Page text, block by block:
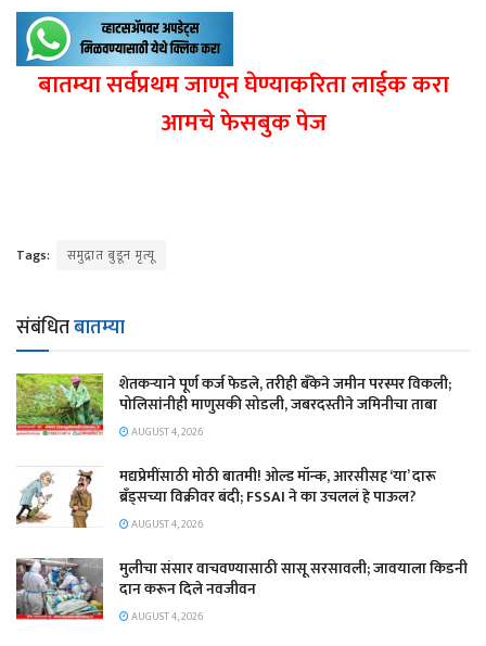
बातम्या सर्वप्रथम जाणून घेण्याकरिता लाईक करा
आमचे फेसबुक पेज
Tags: समुद्रात बुडून मृत्यू
संबंधितबातम्या
शेतकऱ्याने पूर्ण कर्ज फेडले, तरीही बँकेने जमीन परस्पर विकली;
पोलिसांनीही माणुसकी सोडली, जबरदस्तीने जमिनीचा ताबा
AUGUST 4, 2026
मद्यप्रेमींसाठी मोठी बातमी! ओल्ड मॉन्क, आरसीसह ‘या’ दारू
ब्रँड्सच्या विक्रीवर बंदी; FSSAI ने का उचललं हे पाऊल?
AUGUST 4, 2026
मुलीचा संसार वाचवण्यासाठी सासू सरसावली; जावयाला किडनी
दान करून दिले नवजीवन
AUGUST 4, 2026